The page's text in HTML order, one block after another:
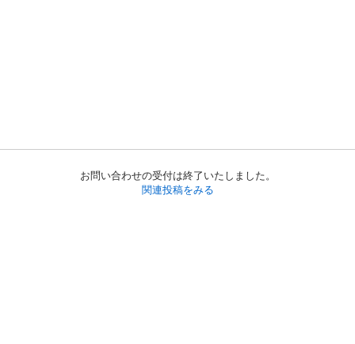
お問い合わせの受付は終了いたしました。
関連投稿をみる